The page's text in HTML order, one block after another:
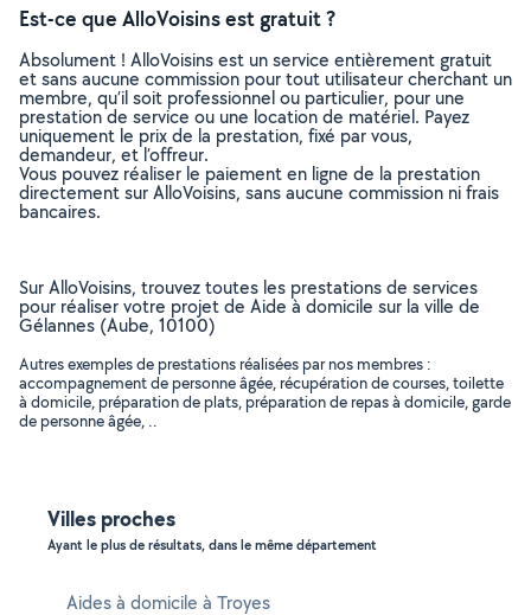
Est-ce que AlloVoisins est gratuit ?
Absolument ! AlloVoisins est un service entièrement gratuit
et sans aucune commission pour tout utilisateur cherchant un
membre, qu’il soit professionnel ou particulier, pour une
prestation de service ou une location de matériel. Payez
uniquement le prix de la prestation, fixé par vous,
demandeur, et l’offreur.
Vous pouvez réaliser le paiement en ligne de la prestation
directement sur AlloVoisins, sans aucune commission ni frais
bancaires.
Sur AlloVoisins, trouvez toutes les prestations de services
pour réaliser votre projet de Aide à domicile sur la ville de
Gélannes (Aube, 10100)
Autres exemples de prestations réalisées par nos membres :
accompagnement de personne âgée, récupération de courses, toilette
à domicile, préparation de plats, préparation de repas à domicile, garde
de personne âgée, ..
Villes proches
Ayant le plus de résultats, dans le même département
Aides à domicile à Troyes